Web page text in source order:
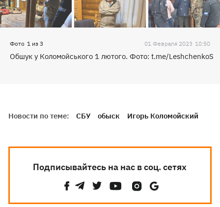
Фото 1 из 3 01 Февраля 2023 10:50
Обшук у Коломойського 1 лютого. Фото: t.me/LeshchenkoS
Новости по теме: СБУ обыск Игорь Коломойский
Подписывайтесь на нас в соц. сетях